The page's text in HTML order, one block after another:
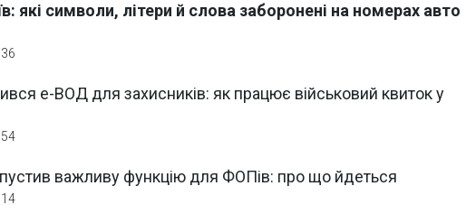
які символи, літери й слова заборонені на номерах авто
е-ВОД для захисників: як працює військовий квиток у
важливу функцію для ФОПів: про що йдеться